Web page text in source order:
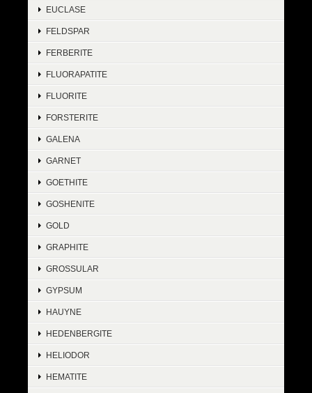
EUCLASE
FELDSPAR
FERBERITE
FLUORAPATITE
FLUORITE
FORSTERITE
GALENA
GARNET
GOETHITE
GOSHENITE
GOLD
GRAPHITE
GROSSULAR
GYPSUM
HAUYNE
HEDENBERGITE
HELIODOR
HEMATITE